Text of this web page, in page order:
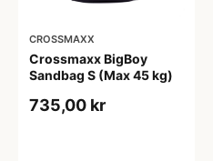
CROSSMAXX
Crossmaxx BigBoy
Sandbag S (Max 45 kg)
735,00 kr